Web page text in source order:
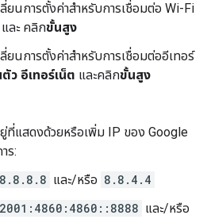
ยนการตั้งค่าสำหรับการเชื่อมต่อ Wi-Fi
และ คลิกขั้นสูง
ยนการตั้งค่าสำหรับการเชื่อมต่ออีเทอร์
ตัว อีเทอร์เน็ต และคลิกขั้นสูง
ที่แสดงด้วยหรือเพิ่ม IP ของ Google
ร:
8.8.8.8 และ/หรือ 8.8.4.4
2001:4860:4860::8888 และ/หรือ